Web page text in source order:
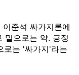
준석 싸가지론에
밑으로는 약. 긍정
로는 '싸가지'라는